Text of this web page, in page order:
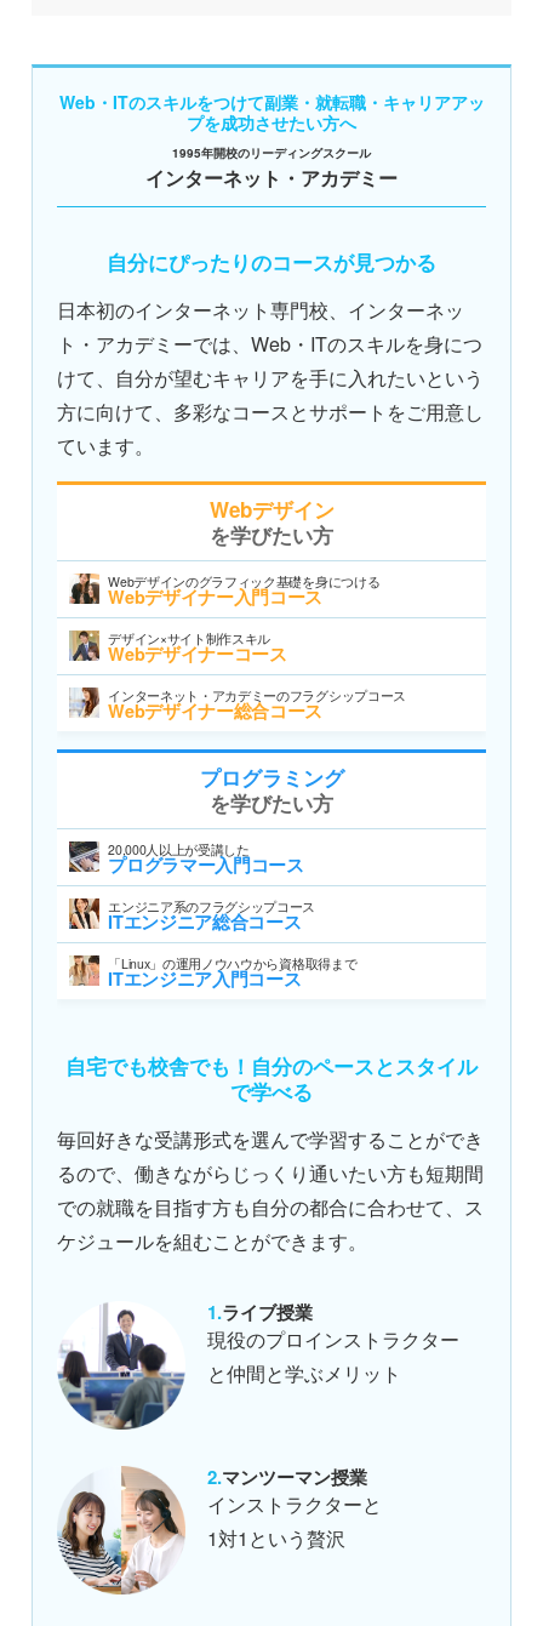
Web・ITのスキルをつけて副業・就転職・キャリアアッ
プを成功させたい方へ
1995年開校のリーディングスクール
インターネット・アカデミー
自分にぴったりのコースが見つかる
日本初のインターネット専門校、インターネッ
ト・アカデミーでは、Web・ITのスキルを身につ
けて、自分が望むキャリアを手に入れたいという
方に向けて、多彩なコースとサポートをご用意し
ています。
Webデザイン
を学びたい方
Webデザインのグラフィック基礎を身につける
Webデザイナー入門コース
デザイン×サイト制作スキル
Webデザイナーコース
インターネット・アカデミーのフラグシップコース
Webデザイナー総合コース
プログラミング
を学びたい方
20,000人以上が受講した
プログラマー入門コース
エンジニア系のフラグシップコース
ITエンジニア総合コース
「Linux」の運用ノウハウから資格取得まで
ITエンジニア入門コース
自宅でも校舎でも！自分のペースとスタイル
で学べる
毎回好きな受講形式を選んで学習することができ
るので、働きながらじっくり通いたい方も短期間
での就職を目指す方も自分の都合に合わせて、ス
ケジュールを組むことができます。
ライブ授業
現役のプロインストラクター
と仲間と学ぶメリット
マンツーマン授業
インストラクターと
1対1という贅沢